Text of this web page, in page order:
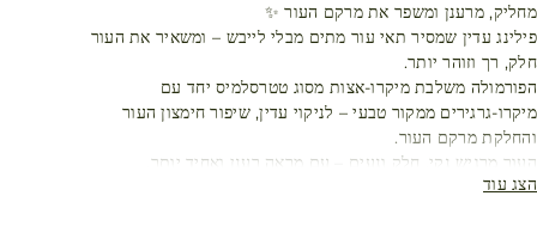
מחליק, מרענן ומשפר את מרקם העור ✨
פילינג עדין שמסיר תאי עור מתים מבלי לייבש – ומשאיר את העור
חלק, רך וזוהר יותר.
הפורמולה משלבת מיקרו-אצות מסוג טטרסלמיס יחד עם
מיקרו-גרגירים ממקור טבעי – לניקוי עדין, שיפור חימצון העור
והחלקת מרקם העור.
העור מרגיש נקי, חלק ונעים – עם מראה רענן ואחיד יותר.
✔️ יתרונות:
הצג עוד